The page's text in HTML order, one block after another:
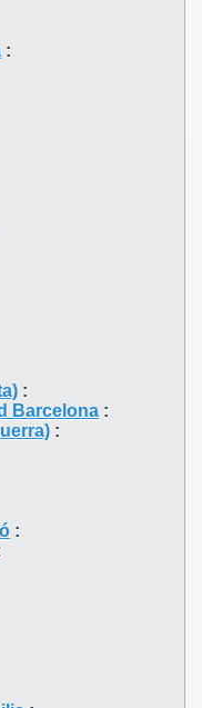
:
:
Barcelona :
:
: